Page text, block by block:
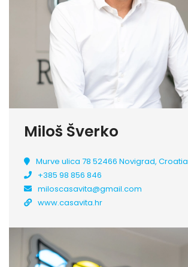
Miloš Šverko
Murve ulica 78 52466 Novigrad, Croatia
+385 98 856 846
miloscasavita@gmail.com
www.casavita.hr